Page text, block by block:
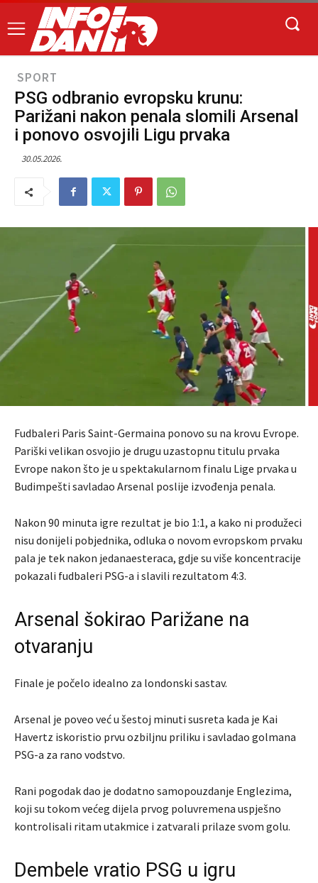
SPORT
PSG odbranio evropsku krunu:
Parižani nakon penala slomili Arsenal
i ponovo osvojili Ligu prvaka
30.05.2026.
Fudbaleri Paris Saint-Germaina ponovo su na krovu Evrope.
Pariški velikan osvojio je drugu uzastopnu titulu prvaka
Evrope nakon što je u spektakularnom finalu Lige prvaka u
Budimpešti savladao Arsenal poslije izvođenja penala.
Nakon 90 minuta igre rezultat je bio 1:1, a kako ni produžeci
nisu donijeli pobjednika, odluka o novom evropskom prvaku
pala je tek nakon jedanaesteraca, gdje su više koncentracije
pokazali fudbaleri PSG-a i slavili rezultatom 4:3.
Arsenal šokirao Parižane na
otvaranju
Finale je počelo idealno za londonski sastav.
Arsenal je poveo već u šestoj minuti susreta kada je Kai
Havertz iskoristio prvu ozbiljnu priliku i savladao golmana
PSG-a za rano vodstvo.
Rani pogodak dao je dodatno samopouzdanje Englezima,
koji su tokom većeg dijela prvog poluvremena uspješno
kontrolisali ritam utakmice i zatvarali prilaze svom golu.
Dembele vratio PSG u igru